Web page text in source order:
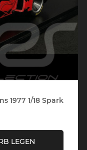
1977 1/18 Spark
LEGEN